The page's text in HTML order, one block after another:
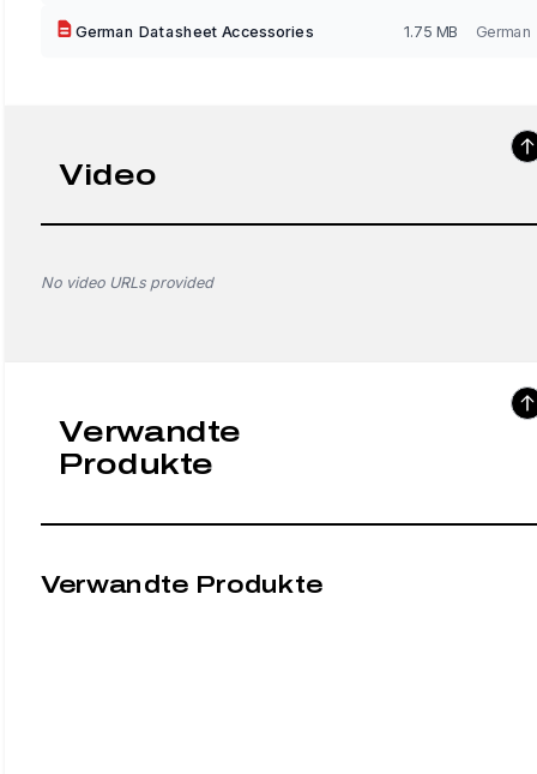
German Datasheet Accessories 1.75 MB German
Video
No video URLs provided
Verwandte
Produkte
Verwandte Produkte